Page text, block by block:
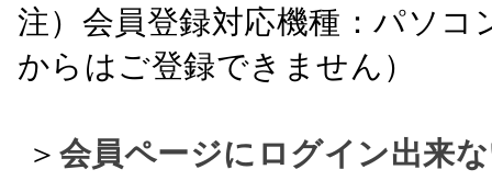
注）会員登録対応機種：パソ
からはご登録できません）
＞ 会員ページにログイン出来